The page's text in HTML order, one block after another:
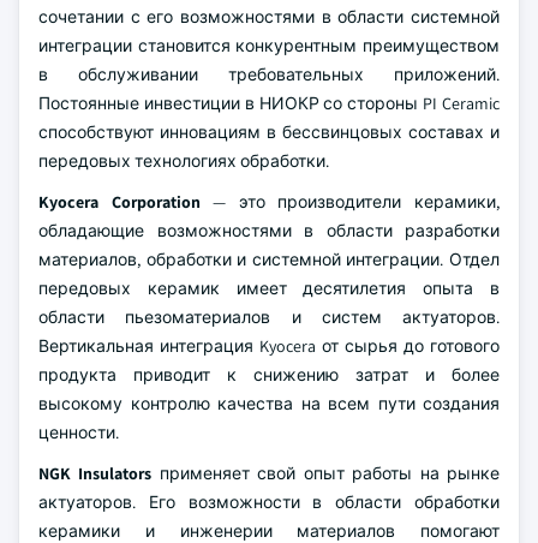
сочетании с его возможностями в области системной
интеграции становится конкурентным преимуществом
в обслуживании требовательных приложений.
Постоянные инвестиции в НИОКР со стороны PI Ceramic
способствуют инновациям в бессвинцовых составах и
передовых технологиях обработки.
Kyocera Corporation — это производители керамики,
обладающие возможностями в области разработки
материалов, обработки и системной интеграции. Отдел
передовых керамик имеет десятилетия опыта в
области пьезоматериалов и систем актуаторов.
Вертикальная интеграция Kyocera от сырья до готового
продукта приводит к снижению затрат и более
высокому контролю качества на всем пути создания
ценности.
NGK Insulators применяет свой опыт работы на рынке
актуаторов. Его возможности в области обработки
керамики и инженерии материалов помогают